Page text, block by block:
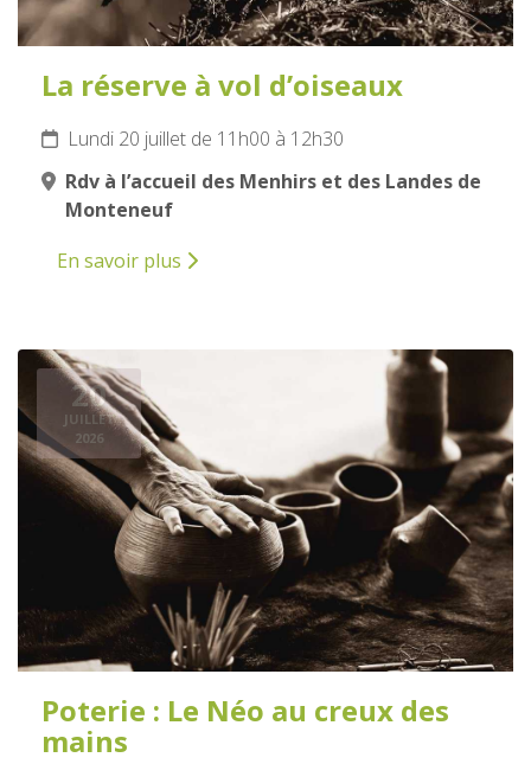
La réserve à vol d’oiseaux
Lundi 20 juillet de 11h00 à 12h30
Rdv à l’accueil des Menhirs et des Landes de
Monteneuf
En savoir plus
20
JUILLET
2026
Poterie : Le Néo au creux des
mains